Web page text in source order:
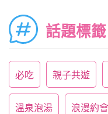
話題標籤
必吃 親子共遊
溫泉泡湯 浪漫約會